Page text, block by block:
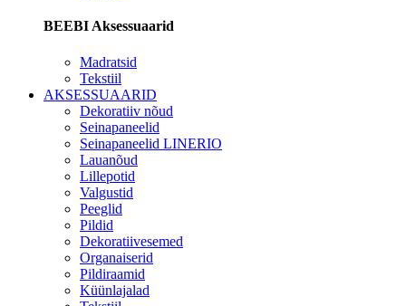
BEEBI Aksessuaarid
Madratsid
Tekstiil
AKSESSUAARID
Dekoratiiv nõud
Seinapaneelid
Seinapaneelid LINERIO
Lauanõud
Lillepotid
Valgustid
Peeglid
Pildid
Dekoratiivesemed
Organaiserid
Pildiraamid
Küünlajalad